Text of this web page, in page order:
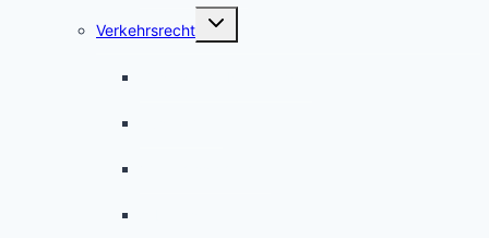
Verkehrsrecht
Untermenü
umschalten